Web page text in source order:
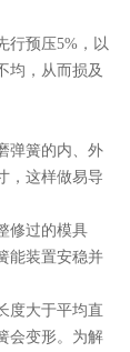
行预压5%，以
均，从而损及
弹簧的内、外
，这样做易导
修过的模具
能装置安稳并
度大于平均直
会变形。为解